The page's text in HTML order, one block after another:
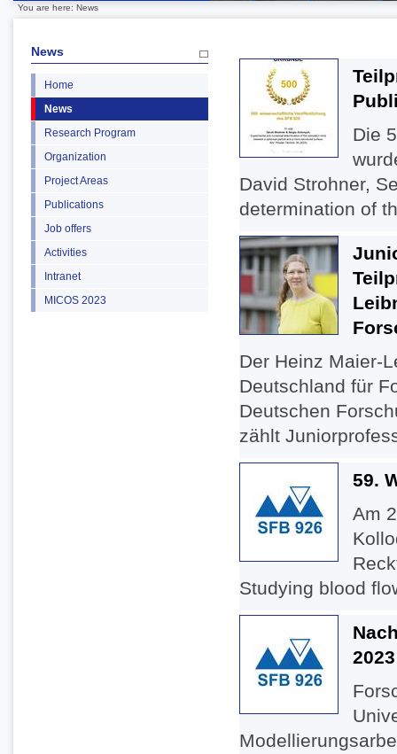
You are here: News
News
Home
News
Research Program
Organization
Project Areas
Publications
Job offers
Activities
Intranet
MICOS 2023
Die
David Strohner,
determination of
Der Heinz Maier-
Deutschland für
Deutschen
zählt
59.
Am
Studying blood